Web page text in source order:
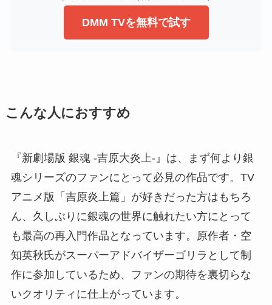
DMM TVを無料で試す
こんな人におすすめ
『新劇場版 銀魂 -吉原大炎上-』は、まず何より銀
魂シリーズのファンにとって必見の作品です。TV
アニメ版「吉原炎上篇」が好きだった方はもちろ
ん、久しぶりに銀魂の世界に触れたい方にとって
も最高の再入門作品となっています。原作者・空
知英秋氏がスーパーアドバイザーゴリラとして制
作に参加しているため、ファンの期待を裏切らな
いクオリティに仕上がっています。